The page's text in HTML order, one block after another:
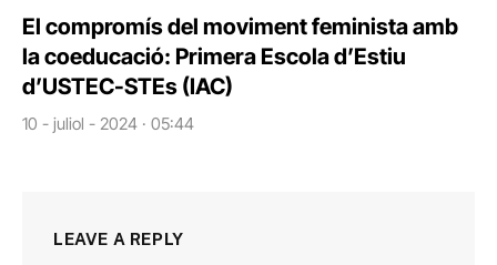
El compromís del moviment feminista amb
la coeducació: Primera Escola d’Estiu
d’USTEC-STEs (IAC)
10 - juliol - 2024 · 05:44
LEAVE A REPLY